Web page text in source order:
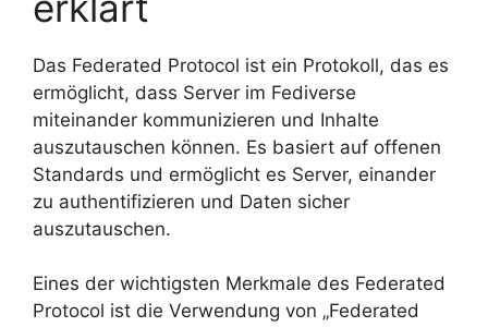
Das Federated Protocol ist ein Protokoll, das es
ermöglicht, dass Server im Fediverse
miteinander kommunizieren und Inhalte
auszutauschen können. Es basiert auf offenen
Standards und ermöglicht es Server, einander
zu authentifizieren und Daten sicher
auszutauschen.
Eines der wichtigsten Merkmale des Federated
Protocol ist die Verwendung von „Federated